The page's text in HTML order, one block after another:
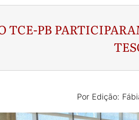
TCE-PB
Por Edição: